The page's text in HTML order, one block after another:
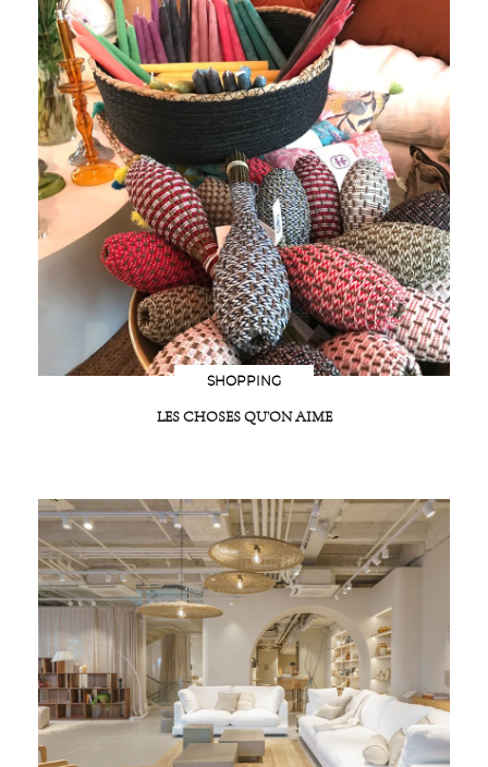
SHOPPING
LES CHOSES QU’ON AIME